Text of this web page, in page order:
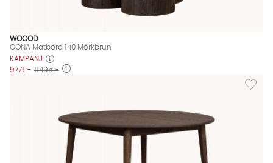
WOOOD
OONA Matbord 140 Mörkbrun
KAMPANJ
9771 :- 11495 :-
Lägg